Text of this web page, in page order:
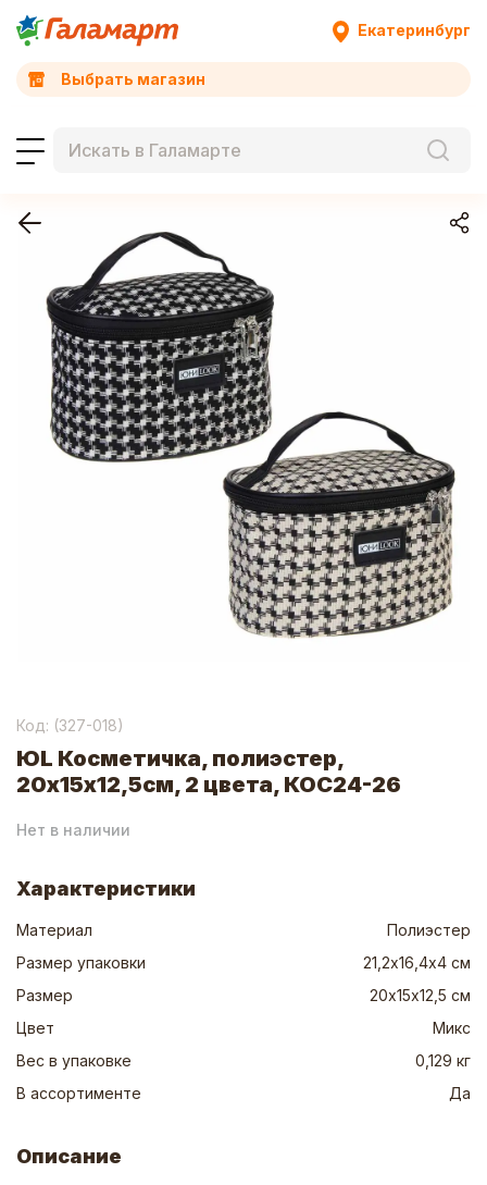
Екатеринбург
Выбрать магазин
Код: (327-018)
ЮL Косметичка, полиэстер,
20х15х12,5см, 2 цвета, КОС24-26
Нет в наличии
Характеристики
Материал
Полиэстер
Размер упаковки
21,2х16,4х4 см
Размер
20х15х12,5 см
Цвет
Микс
Вес в упаковке
0,129 кг
В ассортименте
Да
Описание